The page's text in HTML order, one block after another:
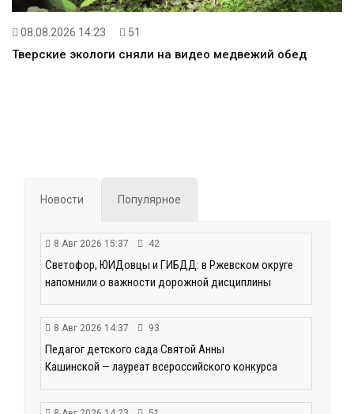
08.08.2026 14:23 51
Тверские экологи сняли на видео медвежий обед
Новости Популярное
8 Авг 2026 15:37 42
Светофор, ЮИДовцы и ГИБДД: в Ржевском округе
напомнили о важности дорожной дисциплины
8 Авг 2026 14:37 93
Педагог детского сада Святой Анны
Кашинской — лауреат всероссийского конкурса